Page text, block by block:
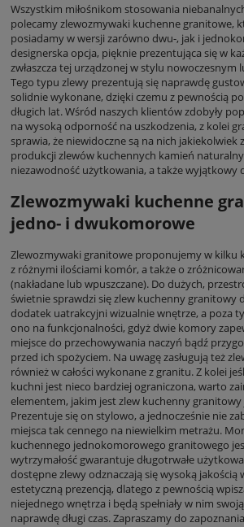
Wszystkim miłośnikom stosowania
polecamy zlewozmywaki kuchenne granitowe,
posiadamy w wersji zarówno dwu-, jak i
designerska opcja, pięknie prezentująca się w
zwłaszcza tej urządzonej w stylu nowoczesnym
Tego typu zlewy prezentują się naprawdę
solidnie wykonane, dzięki czemu z pewnością
długich lat. Wśród naszych klientów zdobyły
na wysoką odporność na uszkodzenia, z kolei
sprawia, że niewidoczne są na nich jakiekolwiek
produkcji zlewów kuchennych kamień
niezawodność użytkowania, a także wyjątkowy
Zlewozmywaki kuchenne
jedno- i dwukomorowe
Zlewozmywaki granitowe proponujemy w kilku
z różnymi ilościami komór, a także o
(nakładane lub wpuszczane). Do dużych,
świetnie sprawdzi się zlew kuchenny granitowy
dodatek uatrakcyjni wizualnie wnętrze, a poza
ono na funkcjonalności, gdyż dwie komory
miejsce do przechowywania naczyń bądź
przed ich spożyciem. Na uwagę zasługują też
również w całości wykonane z granitu. Z kolei
kuchni jest nieco bardziej ograniczona, warto
elementem, jakim jest zlew kuchenny
Prezentuje się on stylowo, a jednocześnie nie
miejsca tak cennego na niewielkim metrażu.
kuchennego jednokomorowego granitowego
wytrzymałość gwarantuje długotrwałe
dostępne zlewy odznaczają się wysoką jakością
estetyczną prezencją, dlatego z pewnością
niejednego wnętrza i będą spełniały w nim
naprawdę długi czas. Zapraszamy do